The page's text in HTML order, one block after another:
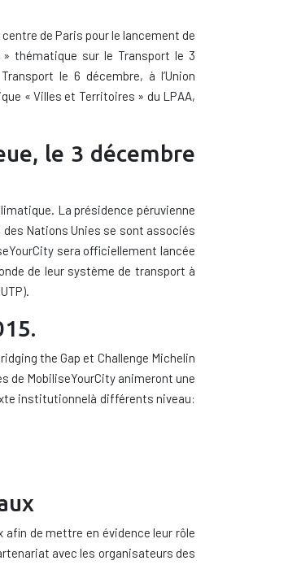
centre de Paris pour le lancement de
» thématique sur le Transport le 3
Transport le 6 décembre, à l’Union
« Villes et Territoires » du LPAA,
le 3 décembre
La présidence péruvienne
des Nations Unies se sont associés
sera officiellement lancée
de leur système de transport à
theGap et Challenge Michelin
de MobiliseYourCity animeront une
institutionnelà différents niveau:
afin de mettre en évidenceleurrôle
avec les organisateurs des